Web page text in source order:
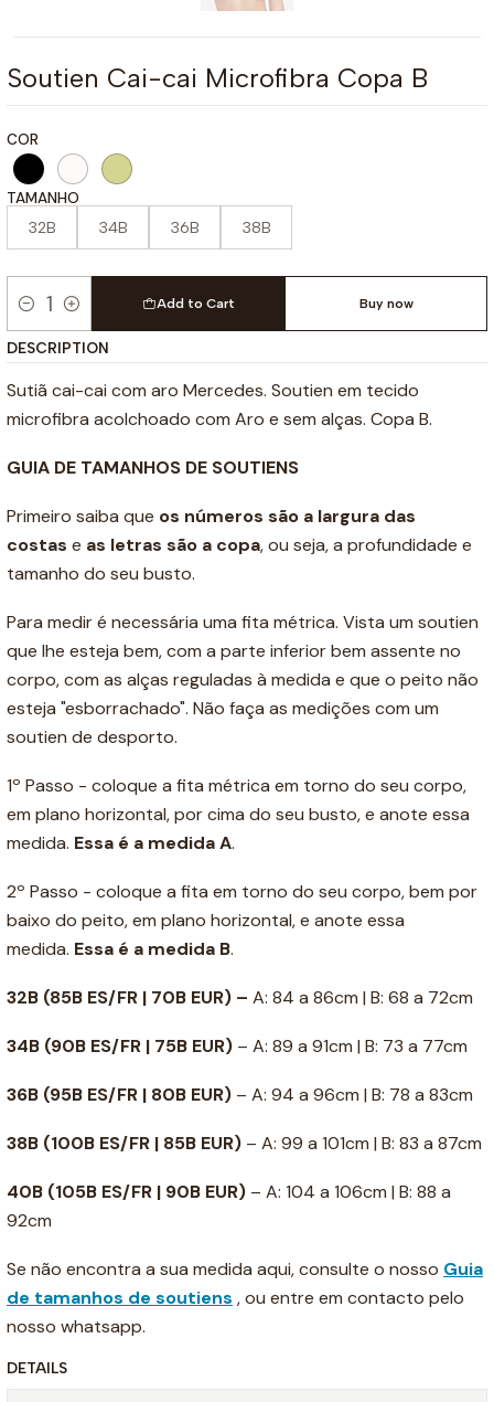
Soutien Cai-cai Microfibra Copa B
COR
TAMANHO
32B 34B 36B 38B
Quantity
Add to Cart Buy now
DESCRIPTION
Sutiã cai-cai com aro Mercedes. Soutien em tecido
microfibra acolchoado com Aro e sem alças. Copa B.
GUIA DE TAMANHOS DE SOUTIENS
Primeiro saiba que os números são a largura das
costas e as letras são a copa, ou seja, a profundidade e
tamanho do seu busto.
Para medir é necessária uma fita métrica. Vista um soutien
que lhe esteja bem, com a parte inferior bem assente no
corpo, com as alças reguladas à medida e que o peito não
esteja "esborrachado". Não faça as medições com um
soutien de desporto.
1º Passo - coloque a fita métrica em torno do seu corpo,
em plano horizontal, por cima do seu busto, e anote essa
medida. Essa é a medida A.
2º Passo - coloque a fita em torno do seu corpo, bem por
baixo do peito, em plano horizontal, e anote essa
medida. Essa é a medida B.
32B (85B ES/FR | 70B EUR) – A: 84 a 86cm | B: 68 a 72cm
34B (90B ES/FR | 75B EUR) – A: 89 a 91cm | B: 73 a 77cm
36B (95B ES/FR | 80B EUR) – A: 94 a 96cm | B: 78 a 83cm
38B (100B ES/FR | 85B EUR) – A: 99 a 101cm | B: 83 a 87cm
40B (105B ES/FR | 90B EUR) – A: 104 a 106cm | B: 88 a
92cm
Se não encontra a sua medida aqui, consulte o nosso Guia
de tamanhos de soutiens , ou entre em contacto pelo
nosso whatsapp.
DETAILS